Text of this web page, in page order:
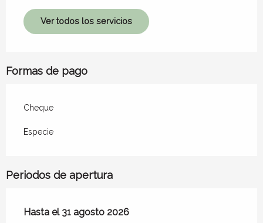
Ver todos los servicios
Formas de pago
Cheque
Especie
Periodos de apertura
Del1 julio 2026al31 agosto 2026
Hasta el31 agosto 2026